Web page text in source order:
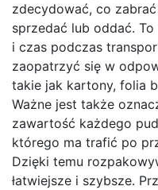
zdecydować, co
sprzedać lub oddać.
i czas podczas
zaopatrzyć się w
takie jak kartony, folia
Ważne jest także
zawartość każdego
którego ma trafić po
Dzięki temu
łatwiejsze i szybsze.